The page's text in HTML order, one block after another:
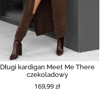
Długi kardigan Meet Me There
czekoladowy
169,99 zł